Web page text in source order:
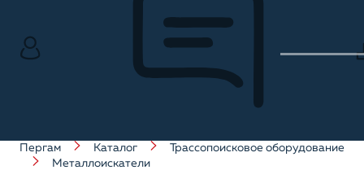
Пергам Каталог
Трассопоисковое оборудование
Металлоискатели